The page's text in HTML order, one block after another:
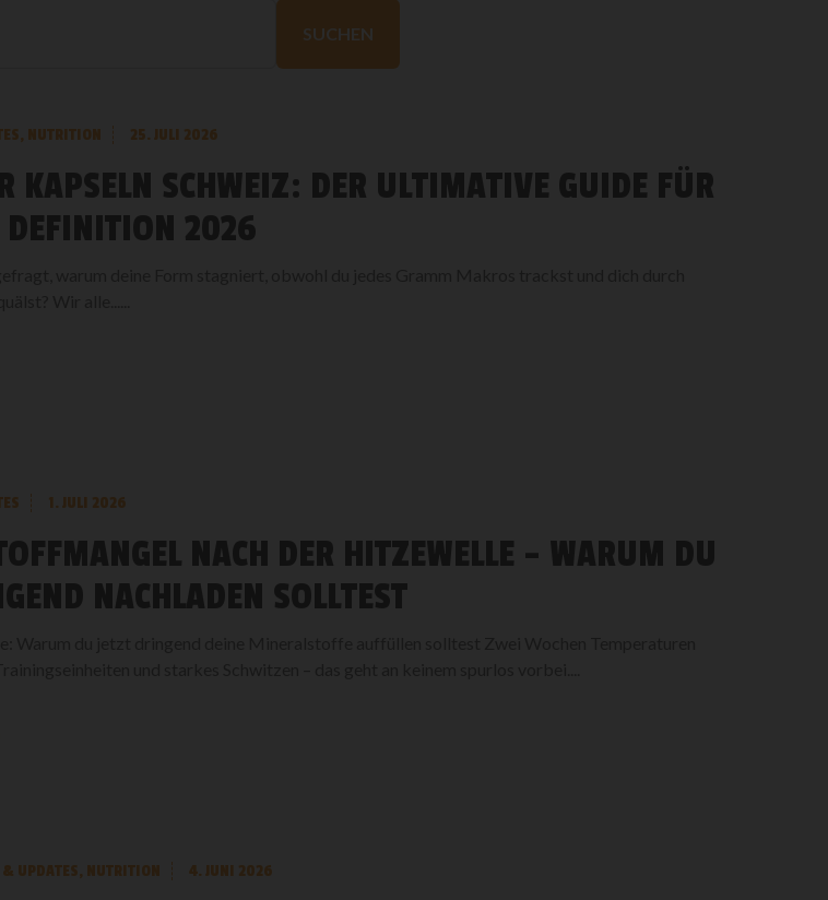
SUCHEN
, NUTRITION 25. JULI 2026
KAPSELN SCHWEIZ: DER ULTIMATIVE GUIDE FÜR
2026
1. JULI 2026
NACH DER HITZEWELLE – WARUM DU
NACHLADEN SOLLTEST
& UPDATES, NUTRITION 4. JUNI 2026